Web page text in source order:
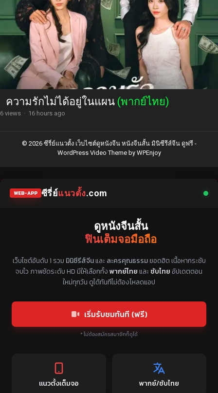
ความรักไม่ได้อยู่ในแผน (พากย์ไทย)
6 views · 16 hours ago
© 2026 ซีรี่ย์แนวตั้ง เว็บไซต์ดูหนังจีน หนังจีนสั้น มินิซีรีส์จีน ดูฟรี -
WordPress Video Themeby WPEnjoy
WEB-APP ซีรี่ย์แนวตั้ง.com
ดูหนังจีนสั้น
ฟินเต็มจอมือถือ
เว็บไซต์อันดับ 1 รวม มินิซีรีส์จีนและ ละครคุณธรรมยอดฮิต เนื้อหากระชับ
จบไว ภาพชัดระดับ HD มีให้เลือกทั้งพากย์ไทยและ ซับไทยอัปเดตตอน
ใหม่ทุกวัน ดูได้ทันทีไม่ต้องโหลดแอป
เริ่มรับชมทันที (ฟรี)
* ไม่ต้องสมัครสมาชิกก็ดูได้
แนวตั้งเต็มจอ พากย์/ซับไทย